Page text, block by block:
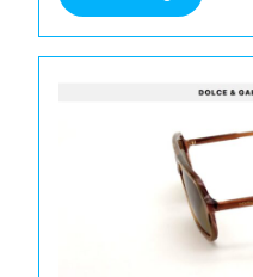
Dettagli